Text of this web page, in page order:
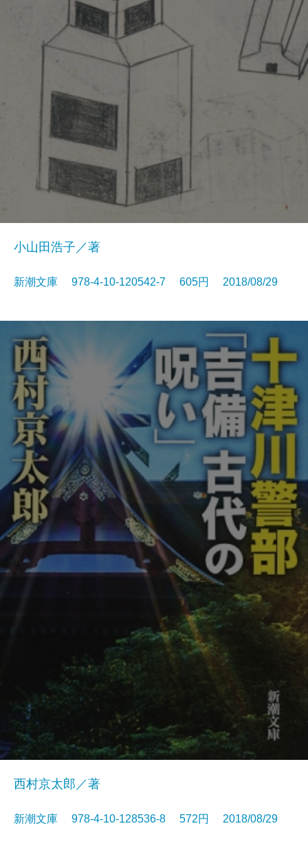
小山田浩子／著
新潮文庫 978-4-10-120542-7 605円 2018/08/29
西村京太郎／著
新潮文庫 978-4-10-128536-8 572円 2018/08/29